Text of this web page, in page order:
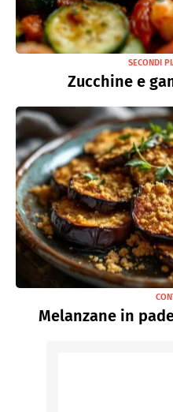
SECONDI
Zucchine e
Melanzane in